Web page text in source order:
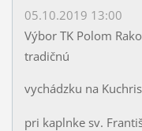
05.10.2019 13:00
Výbor TK Polom
tradičnú
vychádzku na
pri kaplnke sv.